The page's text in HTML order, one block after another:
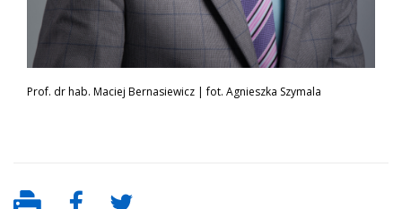
Prof. dr hab. Maciej Bernasiewicz | fot. Agnieszka Szymala